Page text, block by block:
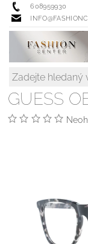
608959930
GUESS